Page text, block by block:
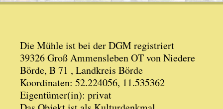
Die Mühle ist bei der DGM registriert
39326 Groß Ammensleben OT von Niedere
Börde, B 71 , Landkreis Börde
Koordinaten: 52.224056, 11.535362
Eigentümer(in): privat